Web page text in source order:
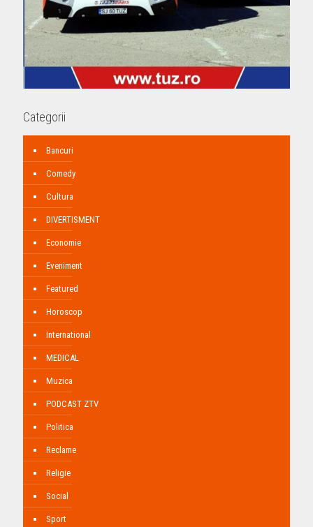
Categorii
Bancuri
Comedy
Cultura
DIVERTISMENT
Economie
Eveniment
Featured
Horoscop
International
MEDICAL
Muzica
PODCAST ZTV
Politica
Reclame
Religie
Social
Sport